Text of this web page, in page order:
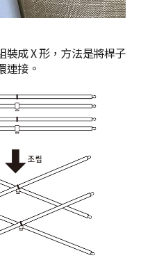
裝成 X 形，方法是將桿子
連接。